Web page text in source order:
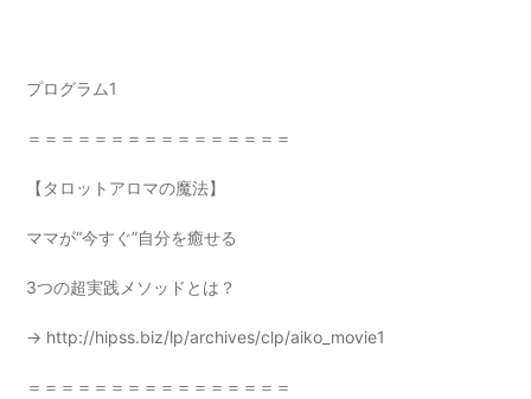
プログラム1
＝＝＝＝＝＝＝＝＝＝＝＝＝＝＝＝
【タロットアロマの魔法】
ママが“今すぐ”自分を癒せる
3つの超実践メソッドとは？
→ http://hipss.biz/lp/archives/clp/aiko_movie1
＝＝＝＝＝＝＝＝＝＝＝＝＝＝＝＝